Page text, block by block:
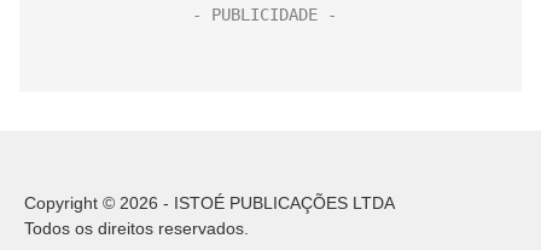
Copyright © 2026 - ISTOÉ PUBLICAÇÕES LTDA
Todos os direitos reservados.